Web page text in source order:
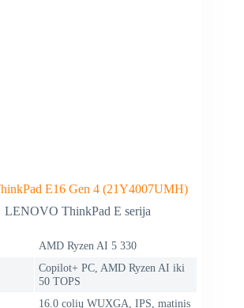
E16 Gen 4 (21Y4007UMH)
LENOVO ThinkPad E serija
AMD Ryzen AI 5 330
Copilot+ PC, AMD Ryzen AI iki
50 TOPS
16.0 colių WUXGA, IPS, matinis